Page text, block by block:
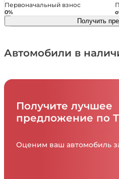
Электрообогрев форсунок
Система предупреждения
Парктроник передний
Первоначальный взнос
0%
Получить
Автомобили в
Получите лучшее
предложение по
Оценим ваш автомобиль